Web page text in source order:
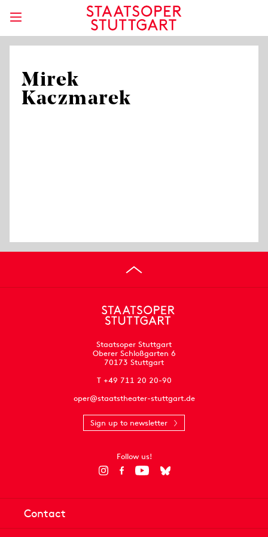
Mirek
Kaczmarek
Staatsoper Stuttgart
Oberer Schloßgarten 6
70173 Stuttgart
T +49 711 20 20-90
oper@staatstheater-stuttgart.de
Sign up to newsletter
Follow us!
Contact